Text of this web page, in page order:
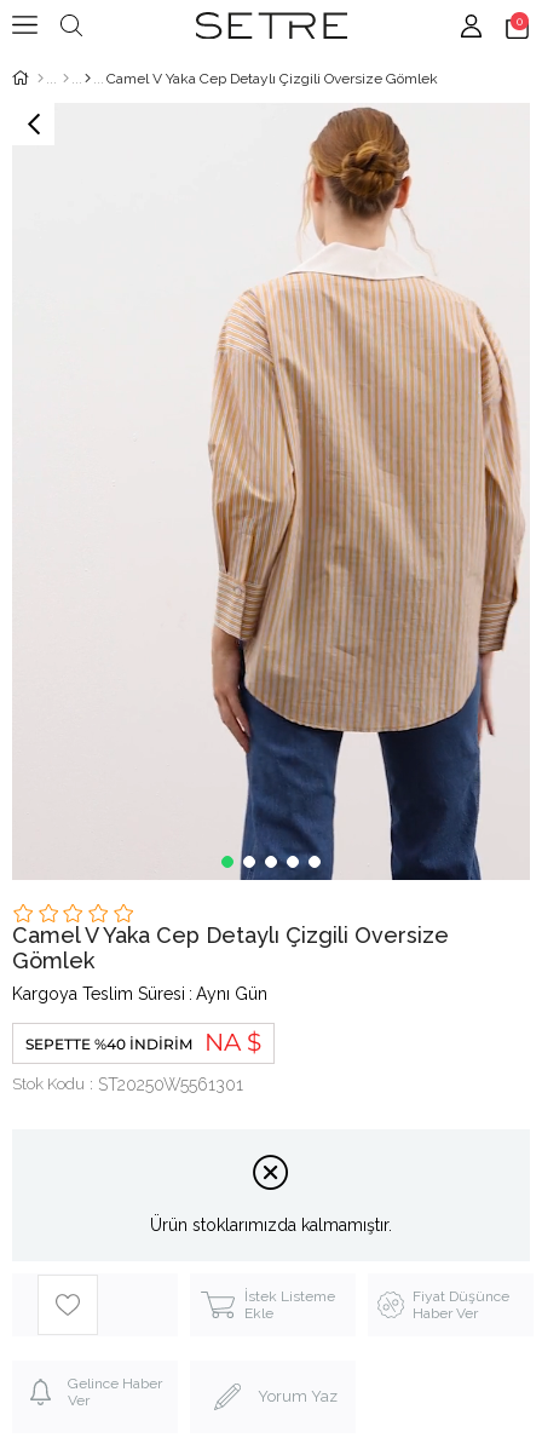
0
Camel V Yaka Cep Detaylı Çizgili Oversize Gömlek
Camel V Yaka Cep Detaylı Çizgili Oversize
Gömlek
Kargoya Teslim Süresi : Aynı Gün
SEPETTE %40 İNDIRIM NA $
Stok Kodu ST20250W5561301
Ürün stoklarımızda kalmamıştır.
İstek Listeme
Ekle
Fiyat Düşünce
Haber Ver
Gelince Haber
Ver
Yorum Yaz